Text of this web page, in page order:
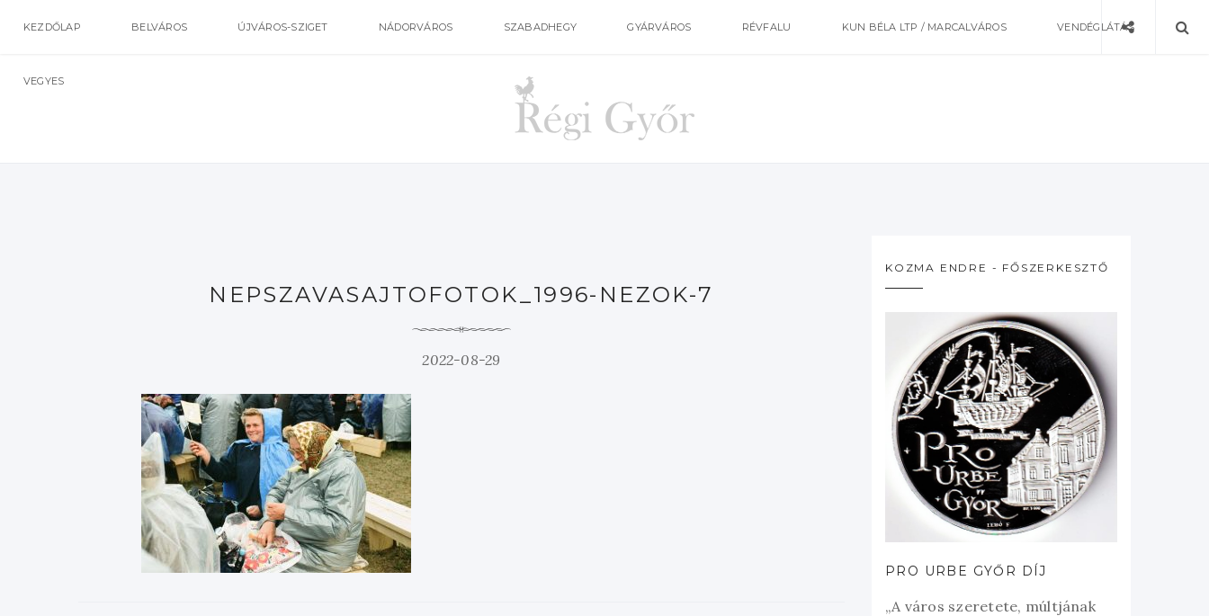
KEZDŐLAP BELVÁROS ÚJVÁROS-SZIGET NÁDORVÁROS SZABADHEGY GYÁRVÁROS RÉVFALU KUN BÉLA LTP / MARCALVÁROS VENDÉGLÁTÁS
VEGYES
NEPSZAVASAJTOFOTOK_1996-NEZOK-7
2022-08-29
KOZMA ENDRE - FŐSZERKESZTŐ
PRO URBE GYŐR DÍJ
„A város szeretete, múltjának